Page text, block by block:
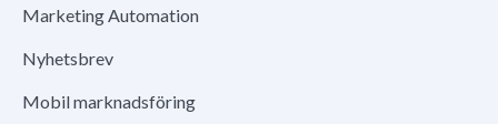
Marketing Automation
Nyhetsbrev
Mobil marknadsföring